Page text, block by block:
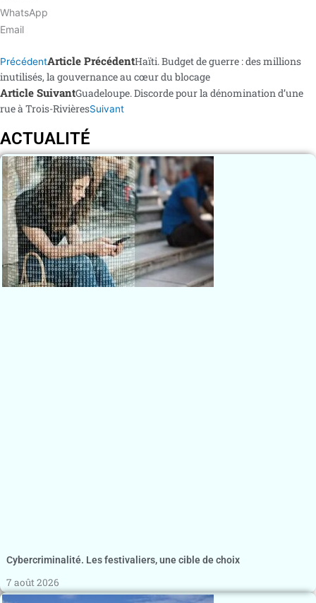
WhatsApp
Email
PrécédentArticle PrécédentHaïti. Budget de guerre : des millions
inutilisés, la gouvernance au cœur du blocage
Article SuivantGuadeloupe. Discorde pour la dénomination d’une
rue à Trois-RivièresSuivant
ACTUALITÉ
Cybercriminalité. Les festivaliers, une cible de choix
7 août 2026